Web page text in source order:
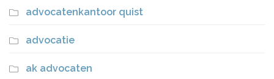
advocatenkantoor quist
advocatie
ak advocaten